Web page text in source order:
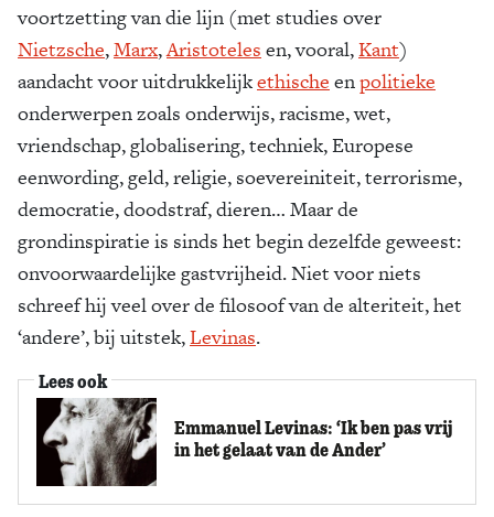
voortzetting van die lijn (met studies over
Nietzsche,Marx,Aristoteles en, vooral,Kant)
aandacht voor uitdrukkelijkethische enpolitieke
onderwerpen zoals onderwijs, racisme, wet,
vriendschap, globalisering, techniek, Europese
eenwording, geld, religie, soevereiniteit, terrorisme,
democratie, doodstraf, dieren… Maar de
grondinspiratie is sinds het begin dezelfde geweest:
onvoorwaardelijke gastvrijheid. Niet voor niets
schreef hij veel over de filosoof van de alteriteit, het
‘andere’, bij uitstek,Levinas.
Lees ook
Emmanuel Levinas: ‘Ik ben pas vrij
in het gelaat van de Ander’